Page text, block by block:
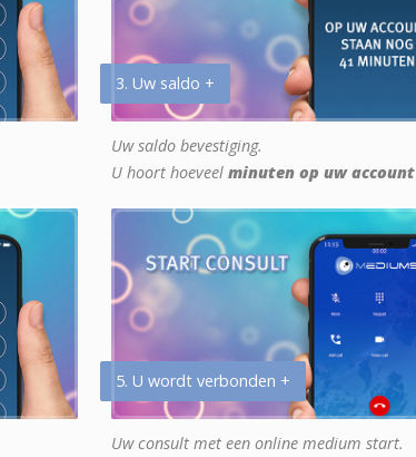
3. Uw saldo +
Uw saldo bevestiging.
U hoort hoeveel minuten op uw account
5. U wordt verbonden +
Uw consult met een online medium start.